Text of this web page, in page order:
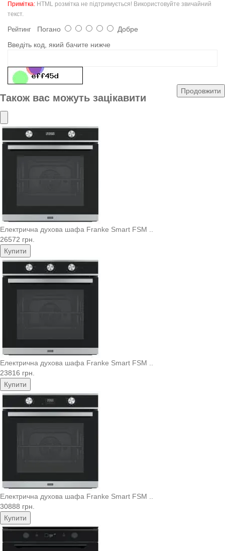
Примітка: HTML розмітка не підтримується! Використовуйте звичайний
текст.
Рейтинг Погано
Добре
Введіть код, який бачите нижче
Продовжити
Також вас можуть зацікавити
Електрична духова шафа Franke Smart FSM ..
26572 грн.
Купити
Електрична духова шафа Franke Smart FSM ..
23816 грн.
Купити
Електрична духова шафа Franke Smart FSM ..
30888 грн.
Купити